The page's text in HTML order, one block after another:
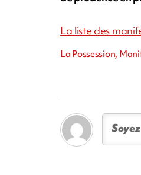
La liste des
La Possession,